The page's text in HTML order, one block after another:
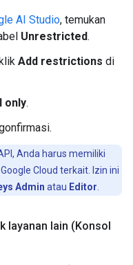
AI Studio, temukan
Unrestricted.
Add restrictions di
only.
Anda harus memiliki
Cloud terkait. Izin ini
Admin atau Editor
layanan lain (Konsol